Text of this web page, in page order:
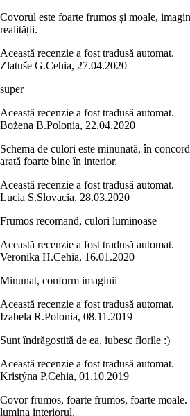
Covorul este foarte frumos și moale,
realității.
Această recenzie a fost tradusă automat.
Zlatuše G.Cehia, 27.04.2020
super
Această recenzie a fost tradusă automat.
Bożena B.Polonia, 22.04.2020
Schema de culori este minunată, în
arată foarte bine în interior.
Această recenzie a fost tradusă automat.
Lucia S.Slovacia, 28.03.2020
Frumos recomand, culori luminoase
Această recenzie a fost tradusă automat.
Veronika H.Cehia, 16.01.2020
Minunat, conform imaginii
Această recenzie a fost tradusă automat.
Izabela R.Polonia, 08.11.2019
Sunt îndrăgostită de ea, iubesc florile :)
Această recenzie a fost tradusă automat.
Kristýna P.Cehia, 01.10.2019
Covor frumos, foarte frumos, foarte moale.
lumina interiorul.